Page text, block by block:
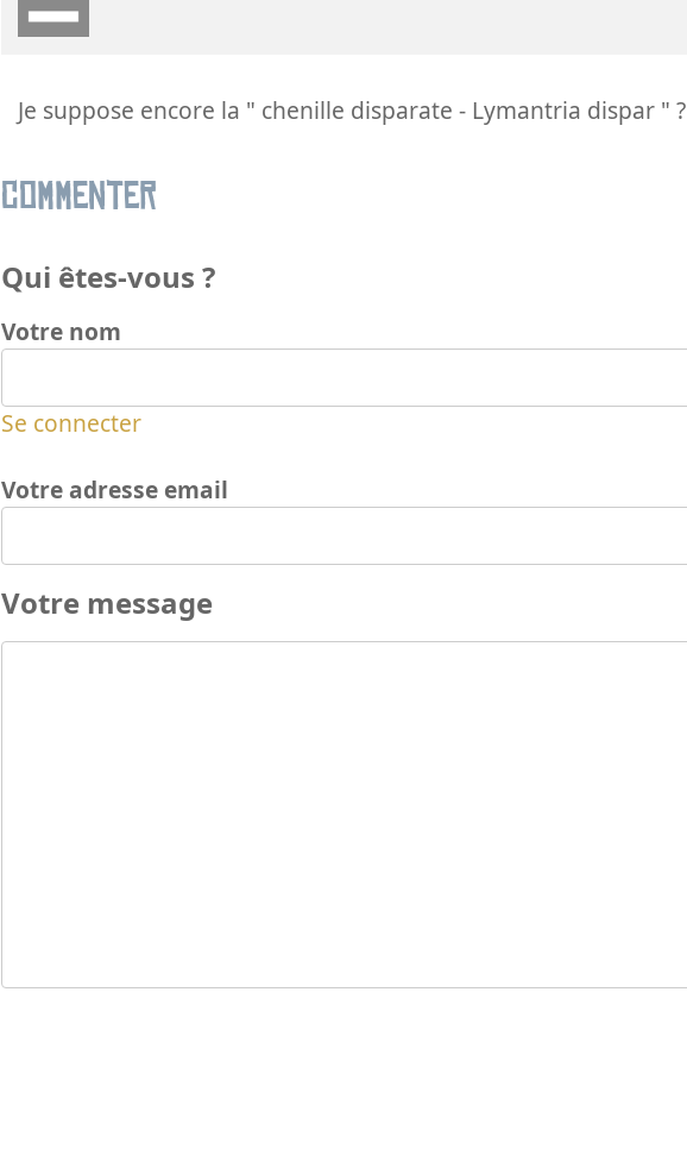
Je suppose encore la " chenille disparate - Lymantria dispar " ?
Commenter
Qui êtes-vous ?
Votre nom
Se connecter
Votre adresse email
Votre message